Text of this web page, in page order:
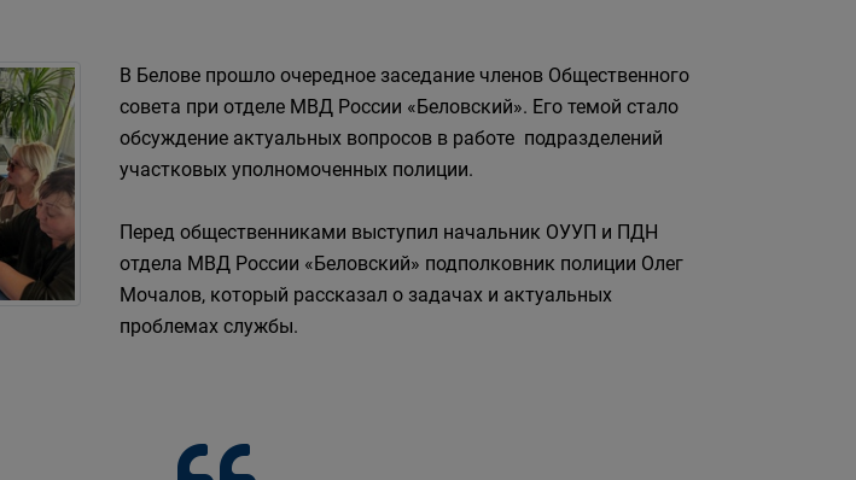
В Белове прошло очередное заседание членов Общественного
совета при отделе МВД России «Беловский». Его темой стало
обсуждение актуальных вопросов в работе подразделений
участковых уполномоченных полиции.
Перед общественниками выступил начальник ОУУП и ПДН
отдела МВД России «Беловский» подполковник полиции Олег
Мочалов, который рассказал о задачах и актуальных
проблемах службы.